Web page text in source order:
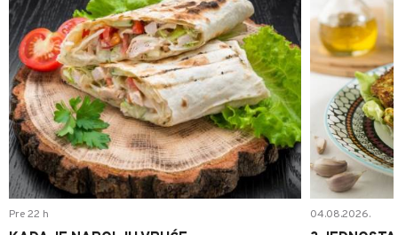
Pre 22 h 04.08.2026.